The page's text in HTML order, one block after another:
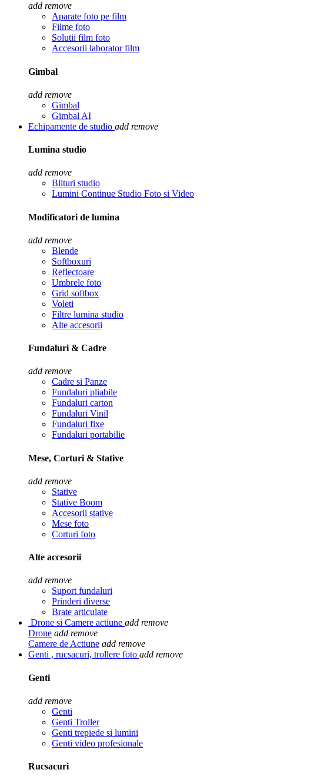
add remove
Aparate foto pe film
Filme foto
Solutii film foto
Accesorii laborator film
Gimbal
add remove
Gimbal
Gimbal AI
Echipamente de studio add remove
Lumina studio
add remove
Blituri studio
Lumini Continue Studio Foto si Video
Modificatori de lumina
add remove
Blende
Softboxuri
Reflectoare
Umbrele foto
Grid softbox
Voleti
Filtre lumina studio
Alte accesorii
Fundaluri & Cadre
add remove
Cadre si Panze
Fundaluri pliabile
Fundaluri carton
Fundaluri Vinil
Fundaluri fixe
Fundaluri portabilie
Mese, Corturi & Stative
add remove
Stative
Stative Boom
Accesorii stative
Mese foto
Corturi foto
Alte accesorii
add remove
Suport fundaluri
Prinderi diverse
Brate articulate
Drone si Camere actiune add remove
Drone add remove
Camere de Actiune add remove
Genti , rucsacuri, trollere foto add remove
Genti
add remove
Genti
Genti Troller
Genti trepiede si lumini
Genti video profesionale
Rucsacuri